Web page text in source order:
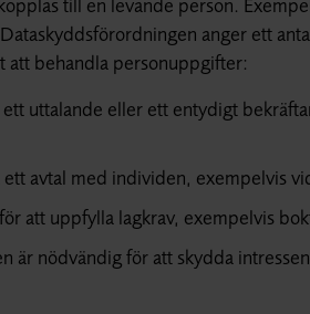
anger ett
att behandla personuppgifter:
uttalande eller ett entydigt
avtal med individen, exempelvis
att uppfylla lagkrav, exempelvis
är nödvändig för att skydda